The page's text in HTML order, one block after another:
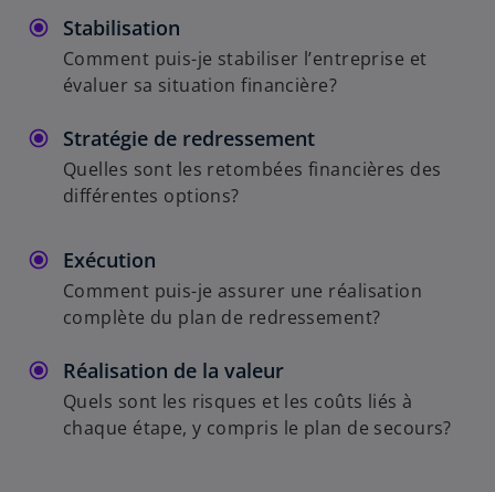
Stabilisation
Comment puis-je stabiliser l’entreprise et
évaluer sa situation financière?
Stratégie de redressement
Quelles sont les retombées financières des
différentes options?
Exécution
Comment puis-je assurer une réalisation
complète du plan de redressement?
Réalisation de la valeur
Quels sont les risques et les coûts liés à
chaque étape, y compris le plan de secours?